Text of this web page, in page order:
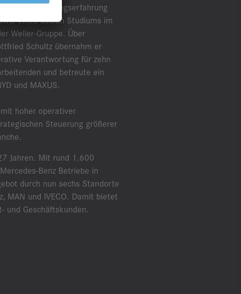
Führungserfahrung
eines dualen Studiums im
Weller-Gruppe. Über
Schultz übernahm er
Verantwortung für zehn
und betreute ein
und MAXUS.
hoher operativer
Steuerung größerer
Jahren. Mit rund 1.600
Benz Betriebe in
durch nun sechs Standorte
MAN und IVECO. Damit bietet
und Geschäftskunden.